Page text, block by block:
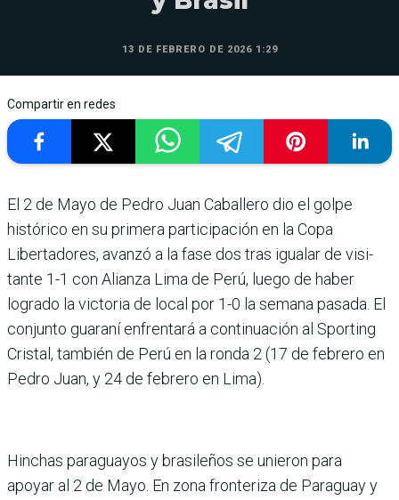
13 DE FEBRERO DE 2026 1:29
Compartir en redes
El 2 de Mayo de Pedro Juan Caballero dio el golpe
histórico en su primera participación en la Copa
Libertadores, avanzó a la fase dos tras igualar de visi­
tante 1-1 con Alianza Lima de Perú, luego de haber
logrado la victoria de local por 1-0 la semana pasada. El
conjunto guaraní enfrentará a conti­nuación al Sporting
Cristal, también de Perú en la ronda 2 (17 de febrero en
Pedro Juan, y 24 de febrero en Lima).
Hinchas paraguayos y brasi­leños se unieron para
apoyar al 2 de Mayo. En zona fron­teriza de Paraguay y